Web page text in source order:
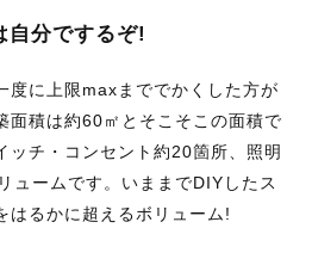
自分でするぞ!
度に上限maxまででかくした方が
面積は約60㎡とそこそこの面積で
ッチ・コンセント約20箇所、照明
ュームです。いままでDIYしたス
はるかに超えるボリューム!